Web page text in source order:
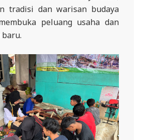
tradisi dan warisan budaya
peluang usaha dan